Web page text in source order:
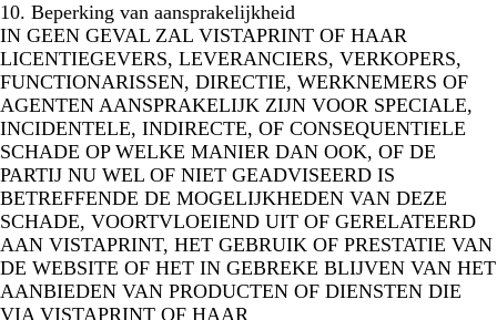
10. Beperking van aansprakelijkheid
IN GEEN GEVAL ZAL VISTAPRINT OF HAAR
LICENTIEGEVERS, LEVERANCIERS, VERKOPERS,
FUNCTIONARISSEN, DIRECTIE, WERKNEMERS OF
AGENTEN AANSPRAKELIJK ZIJN VOOR SPECIALE,
INCIDENTELE, INDIRECTE, OF CONSEQUENTIELE
SCHADE OP WELKE MANIER DAN OOK, OF DE
PARTIJ NU WEL OF NIET GEADVISEERD IS
BETREFFENDE DE MOGELIJKHEDEN VAN DEZE
SCHADE, VOORTVLOEIEND UIT OF GERELATEERD
AAN VISTAPRINT, HET GEBRUIK OF PRESTATIE VAN
DE WEBSITE OF HET IN GEBREKE BLIJVEN VAN HET
AANBIEDEN VAN PRODUCTEN OF DIENSTEN DIE
VIA VISTAPRINT OF HAAR